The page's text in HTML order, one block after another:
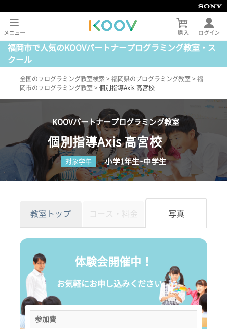
福岡市で人気のKOOVパートナープログラミング教室・ス
クール
全国のプログラミング教室検索 > 福岡県のプログラミング教室 > 福
岡市のプログラミング教室 > 個別指導Axis 高宮校
KOOVパートナープログラミング教室
個別指導Axis 高宮校
対象学年 小学1年生~中学生
教室トップ コース・料金 写真
体験会開催中！
お気軽にお申し込みください。
参加費